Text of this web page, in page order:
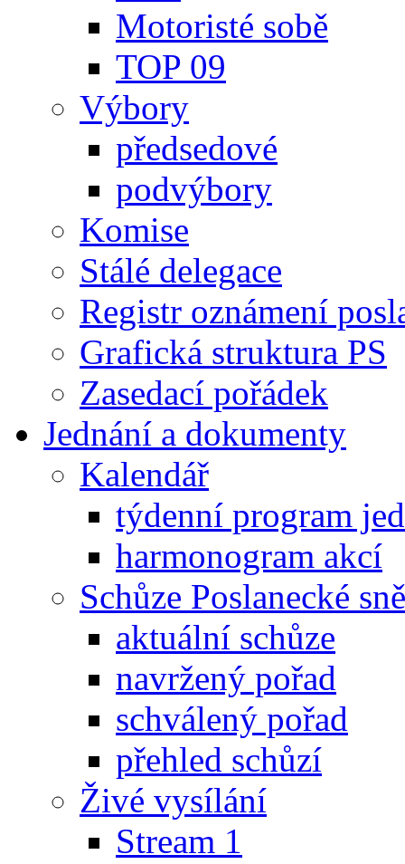
Motoristé sobě
TOP 09
Výbory
předsedové
podvýbory
Komise
Stálé delegace
Registr oznámení
Grafická struktura PS
Zasedací pořádek
Jednání a dokumenty
Kalendář
týdenní program
harmonogram akcí
Schůze Poslanecké
aktuální schůze
navržený pořad
schválený pořad
přehled schůzí
Živé vysílání
Stream 1